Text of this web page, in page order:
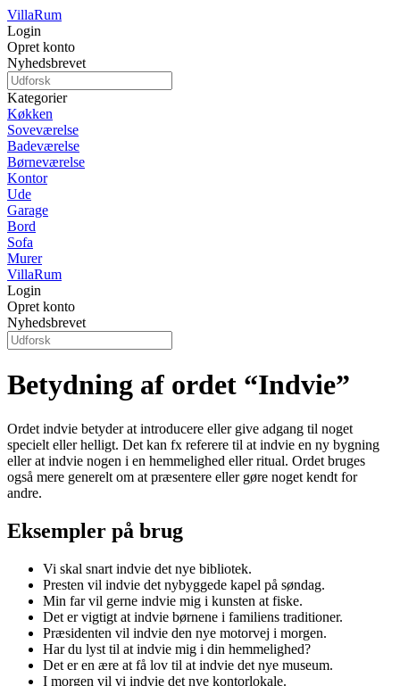
VillaRum
Login
Opret konto
Nyhedsbrevet
Kategorier
Køkken
Soveværelse
Badeværelse
Børneværelse
Kontor
Ude
Garage
Bord
Sofa
Murer
VillaRum
Login
Opret konto
Nyhedsbrevet
Betydning af ordet “Indvie”
Ordet indvie betyder at introducere eller give adgang til noget
specielt eller helligt. Det kan fx referere til at indvie en ny bygning
eller at indvie nogen i en hemmelighed eller ritual. Ordet bruges
også mere generelt om at præsentere eller gøre noget kendt for
andre.
Eksempler på brug
Vi skal snart indvie det nye bibliotek.
Presten vil indvie det nybyggede kapel på søndag.
Min far vil gerne indvie mig i kunsten at fiske.
Det er vigtigt at indvie børnene i familiens traditioner.
Præsidenten vil indvie den nye motorvej i morgen.
Har du lyst til at indvie mig i din hemmelighed?
Det er en ære at få lov til at indvie det nye museum.
I morgen vil vi indvie det nye kontorlokale.